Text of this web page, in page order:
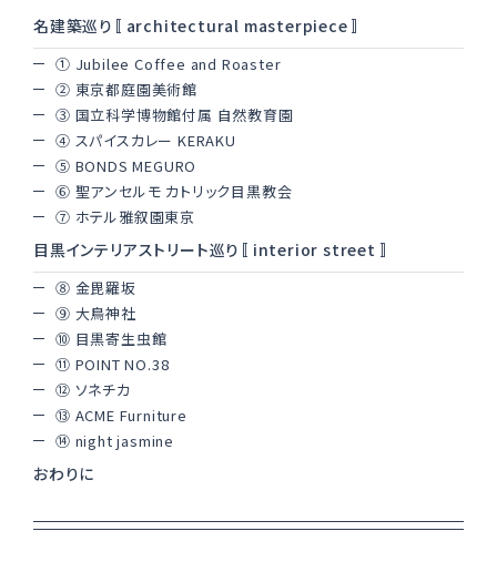
運営メンバー紹介
運営会社
利用規約
特定商取引法に基づく表記
名建築巡り〚 architectural masterpiece 〛
① Jubilee Coffee and Roaster
② 東京都庭園美術館
③ 国立科学博物館付属 自然教育園
④ スパイスカレー KERAKU
⑤ BONDS MEGURO
⑥ 聖アンセルモ カトリック目黒教会
⑦ ホテル雅叙園東京
目黒インテリアストリート巡り〚 interior street 〛
⑧ 金毘羅坂
⑨ 大鳥神社
⑩ 目黒寄生虫館
⑪ POINT NO.38
⑫ ソネチカ
⑬ ACME Furniture
⑭ night jasmine
おわりに